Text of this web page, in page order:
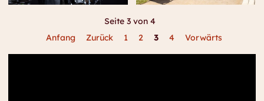
Seite 3 von 4
Anfang
Zurück 1 2 3 4 Vorwärts